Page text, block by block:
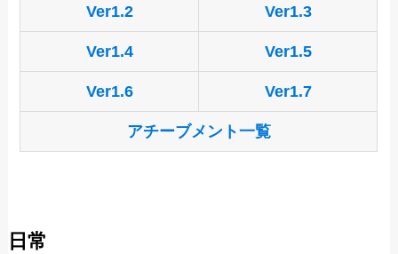
Ver1.2 Ver1.3
Ver1.4 Ver1.5
Ver1.6 Ver1.7
アチーブメント一覧
日常